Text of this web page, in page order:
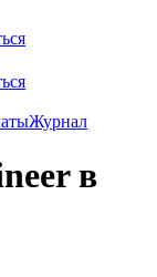
Журнал
в